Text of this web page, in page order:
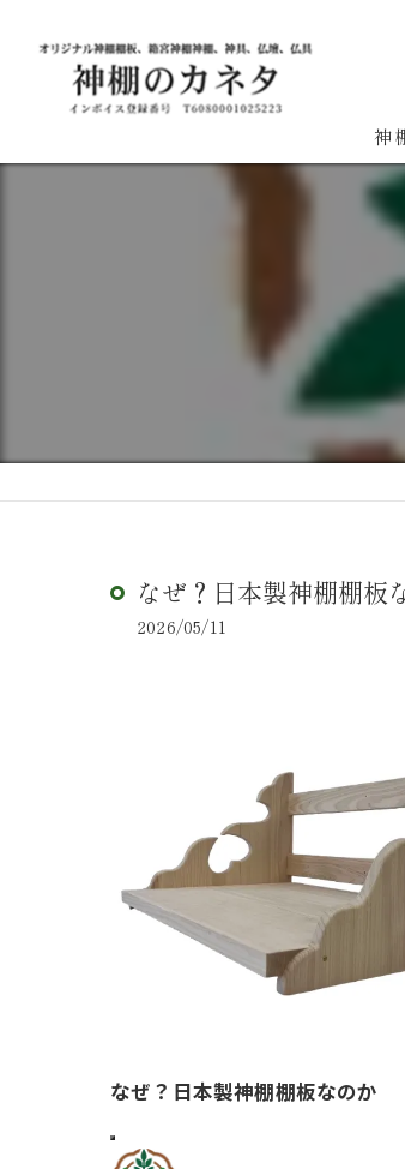
神
なぜ？日本製神棚棚板
2026/05/11
なぜ？日本製神棚棚板なのか